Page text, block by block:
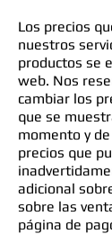
Los precios
nuestros
productos se
web. Nos
cambiar los
que se
momento y
precios que
adicional
sobre las
página de